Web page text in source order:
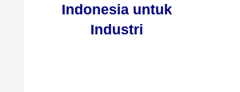
Indonesia untuk
Industri